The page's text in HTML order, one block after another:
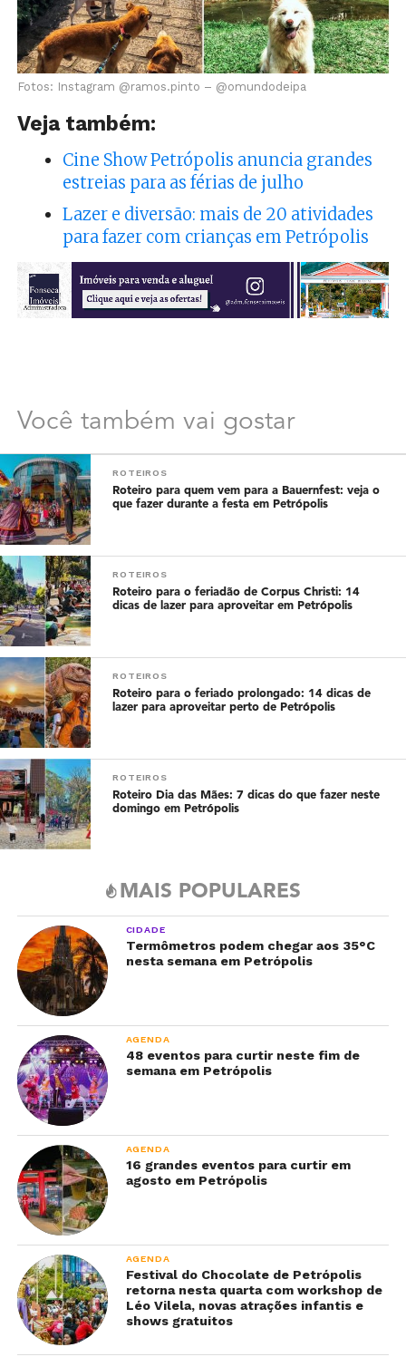
Fotos: Instagram @ramos.pinto – @omundodeipa
Veja também:
Cine Show Petrópolis anuncia grandes
estreias para as férias de julho
Lazer e diversão: mais de 20 atividades
para fazer com crianças em Petrópolis
Você também vai gostar
ROTEIROS
Roteiro para quem vem para a Bauernfest: veja o
que fazer durante a festa em Petrópolis
ROTEIROS
Roteiro para o feriadão de Corpus Christi: 14
dicas de lazer para aproveitar em Petrópolis
ROTEIROS
Roteiro para o feriado prolongado: 14 dicas de
lazer para aproveitar perto de Petrópolis
ROTEIROS
Roteiro Dia das Mães: 7 dicas do que fazer neste
domingo em Petrópolis
MAIS POPULARES
CIDADE
Termômetros podem chegar aos 35°C
nesta semana em Petrópolis
AGENDA
48 eventos para curtir neste fim de
semana em Petrópolis
AGENDA
16 grandes eventos para curtir em
agosto em Petrópolis
AGENDA
Festival do Chocolate de Petrópolis
retorna nesta quarta com workshop de
Léo Vilela, novas atrações infantis e
shows gratuitos